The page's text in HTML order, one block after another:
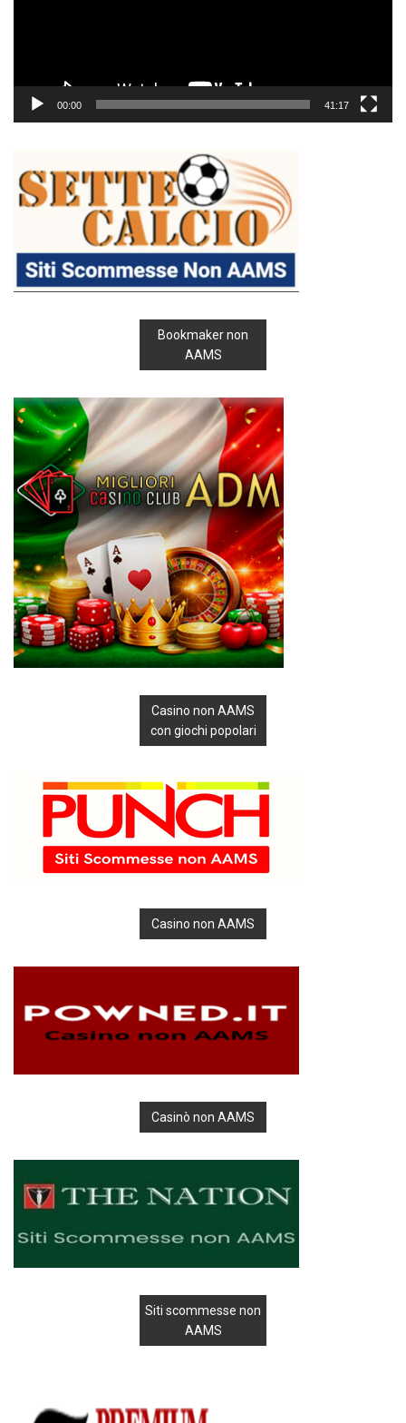
00:00 41:17
Bookmaker non
AAMS
Casino non AAMS
con giochi popolari
Casino non AAMS
Casinò non AAMS
Siti scommesse non
AAMS